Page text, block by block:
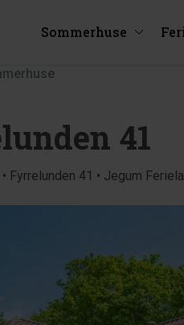
Sommerhuse
41
Fyrrelunden 41 • Jegum